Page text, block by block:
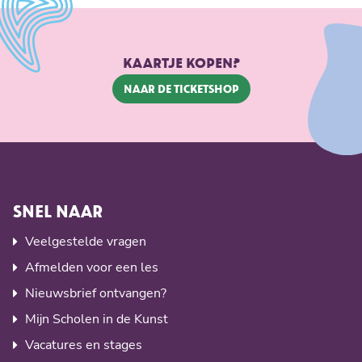
KAARTJE KOPEN?
NAAR DE TICKETSHOP
SNEL NAAR
Veelgestelde vragen
Afmelden voor een les
Nieuwsbrief ontvangen?
Mijn Scholen in de Kunst
Vacatures en stages